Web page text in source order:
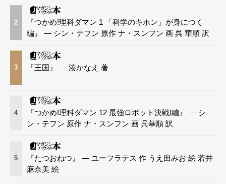
2
『つかめ!理科ダマン 1 「科学のキホン」が身につく
編』 — シン・テフン 原作 ナ・スンフン 画 呉 華順 訳
3 『王国』 — 湊かなえ 著
4
『つかめ!理科ダマン 12 最強ロボット決戦!編』 — シ
ン・テフン 原作 ナ・スンフン 画 呉華順 訳
5
『たつおねつ』 — ユーフラテス 作 うえ田みお 絵 若井
麻奈美 絵